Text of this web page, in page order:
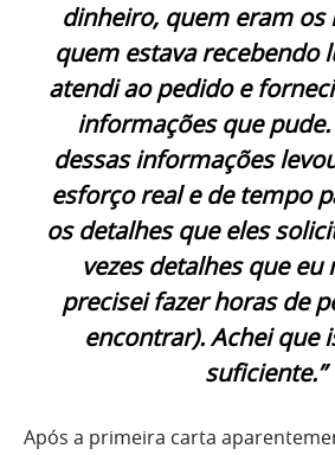
dinheiro, quem eram os
quem estava recebendo
atendi ao pedido e
informações que pude.
dessas informações
esforço real e de tempo
os detalhes que eles
vezes detalhes que eu
precisei fazer horas de
encontrar). Achei que
suficiente.”
Após a primeira carta